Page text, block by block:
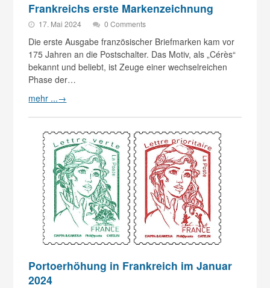
Frankreichs erste Markenzeichnung
17. Mai 2024 0 Comments
Die erste Ausgabe französischer Briefmarken kam vor
175 Jahren an die Postschalter. Das Motiv, als „Cérès“
bekannt und beliebt, ist Zeuge einer wechselreichen
Phase der…
mehr ...→
Portoerhöhung in Frankreich im Januar
2024